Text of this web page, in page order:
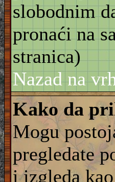
slobodnim
pronaći na
stranica)
Nazad na
Kako da
Mogu
pregledate
i izgleda